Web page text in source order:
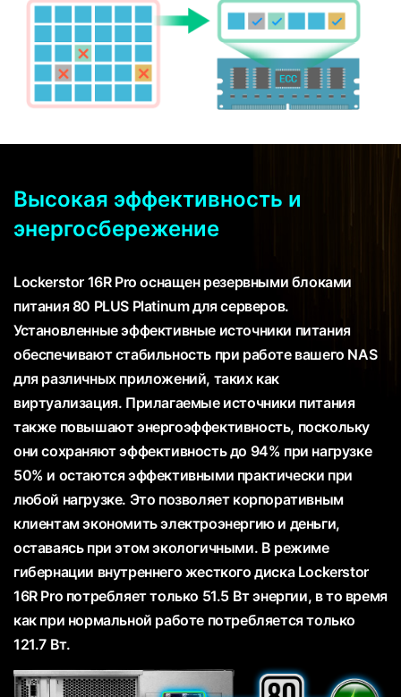
Высокая эффективность и
энергосбережение
Lockerstor 16R Pro оснащен резервными блоками
питания 80 PLUS Platinum для серверов.
Установленные эффективные источники питания
обеспечивают стабильность при работе вашего NAS
для различных приложений, таких как
виртуализация. Прилагаемые источники питания
также повышают энергоэффективность, поскольку
они сохраняют эффективность до 94% при нагрузке
50% и остаются эффективными практически при
любой нагрузке. Это позволяет корпоративным
клиентам экономить электроэнергию и деньги,
оставаясь при этом экологичными. В режиме
гибернации внутреннего жесткого диска Lockerstor
16R Pro потребляет только 51.5 Вт энергии, в то время
как при нормальной работе потребляется только
121.7 Вт.